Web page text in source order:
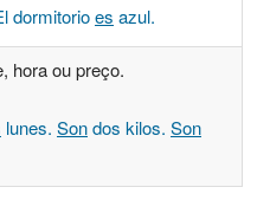
dormitorioes azul.
hora ou preço.
lunes. Sondos kilos. Son